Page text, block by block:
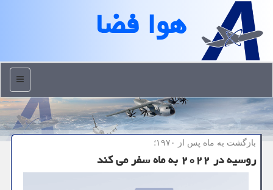
هوا فضا
منو
بازگشت به ماه پس از ۱۹۷۰؛
روسیه در ۲۰۲۲ به ماه سفر می کند